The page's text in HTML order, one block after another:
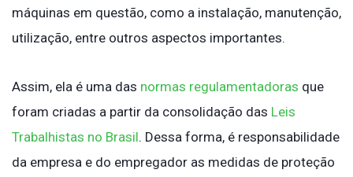
máquinas em questão, como a instalação, manutenção,
utilização, entre outros aspectos importantes.
Assim, ela é uma das normas regulamentadoras que
foram criadas a partir da consolidação das Leis
Trabalhistas no Brasil. Dessa forma, é responsabilidade
da empresa e do empregador as medidas de proteção